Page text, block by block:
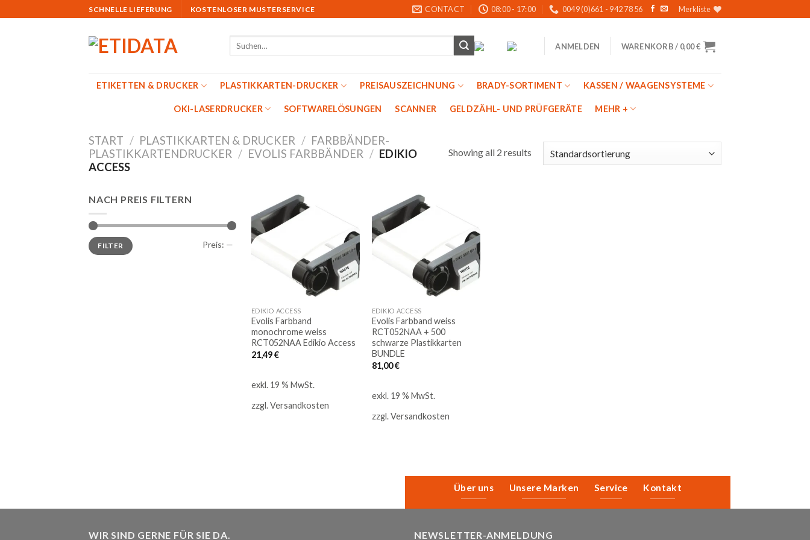
to
SCHNELLE LIEFERUNG KOSTENLOSER MUSTERSERVICE CONTACT 08:00 - 17:00 0049 (0)661 - 942 78 56 Merkliste
ANMELDEN WARENKORB / 0,00€
ETIKETTEN & DRUCKER PLASTIKKARTEN-DRUCKER PREISAUSZEICHNUNG BRADY-SORTIMENT KASSEN / WAAGENSYSTEME
OKI-LASERDRUCKER SOFTWARELÖSUNGEN SCANNER GELDZÄHL- UND PRÜFGERÄTE MEHR +
START / PLASTIKKARTEN & DRUCKER / FARBBÄNDER-
PLASTIKKARTENDRUCKER / EVOLIS FARBBÄNDER / EDIKIO
ACCESS
Showing all 2 results
NACH PREIS FILTERN
Min.
Preis
Max.
PreisFILTER Preis: —
Auf
die
Merkliste
EDIKIO ACCESS
Evolis Farbband
monochrome weiss
RCT052NAA Edikio Access
21,49€
exkl. 19 % MwSt.
zzgl.Versandkosten
Auf
die
Merkliste
EDIKIO ACCESS
Evolis Farbband weiss
RCT052NAA + 500
schwarze Plastikkarten
BUNDLE
81,00€
exkl. 19 % MwSt.
zzgl.Versandkosten
Über uns Unsere Marken Service Kontakt
WIR SIND GERNE FÜR SIE DA. NEWSLETTER-ANMELDUNG